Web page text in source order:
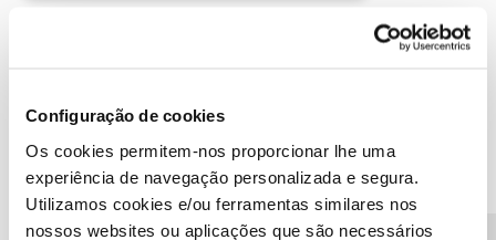
Configuração de cookies
Os cookies permitem-nos proporcionar lhe uma
experiência de navegação personalizada e segura.
Utilizamos cookies e/ou ferramentas similares nos
nossos websites ou aplicações que são necessários
Descubra as novidades de julho